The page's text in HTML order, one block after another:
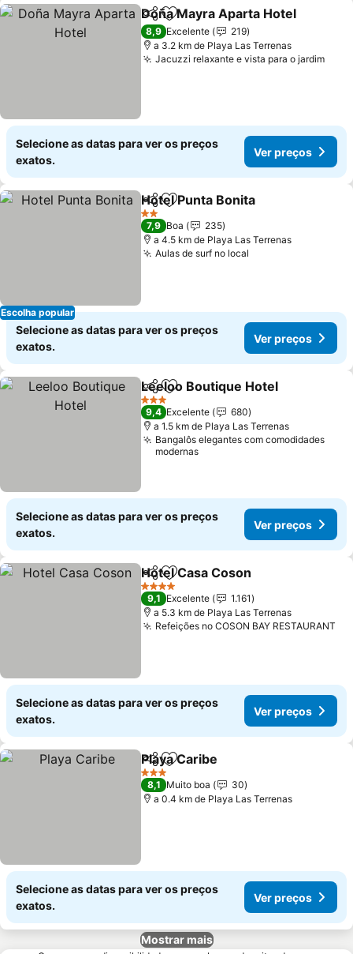
PartilharAdicionar aos favoritos
Doña Mayra Aparta Hotel
8,9 Excelente
219
a 3.2 km de Playa Las Terrenas
Jacuzzi relaxante e vista para o jardimVer
Selecione as datas para ver os preços
exatos.
Ver preços
Escolha popular
PartilharAdicionar aos favoritos
Hotel Punta Bonita
2 Estrelas
7,9 Boa
235
a 4.5 km de Playa Las Terrenas
Aulas de surf no local
Selecione as datas para ver os preços
exatos.
Ver preços
PartilharAdicionar aos favoritos
Leeloo Boutique Hotel
3 Estrelas
9,4 Excelente
680
a 1.5 km de Playa Las Terrenas
Bangalôs elegantes com comodidades
modernas
Selecione as datas para ver os preços
exatos.
Ver preços
PartilharAdicionar aos favoritos
Hotel Casa Coson
4 Estrelas
9,1 Excelente
1.161
a 5.3 km de Playa Las Terrenas
Refeições no COSON BAY RESTAURANT
Selecione as datas para ver os preços
exatos.
Ver preços
PartilharAdicionar aos favoritos
Playa Caribe
3 Estrelas
8,1 Muito boa
30
a 0.4 km de Playa Las Terrenas
Selecione as datas para ver os preços
exatos.
Ver preços
Mostrar mais